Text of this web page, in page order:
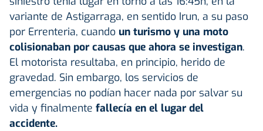
variante de Astigarraga, en sentido Irun, a su paso
por Errenteria, cuando un turismo y una moto
colisionaban por causas que ahora se investigan.
El motorista resultaba, en principio, herido de
gravedad. Sin embargo, los servicios de
emergencias no podían hacer nada por salvar su
vida y finalmente fallecía en el lugar del
accidente.